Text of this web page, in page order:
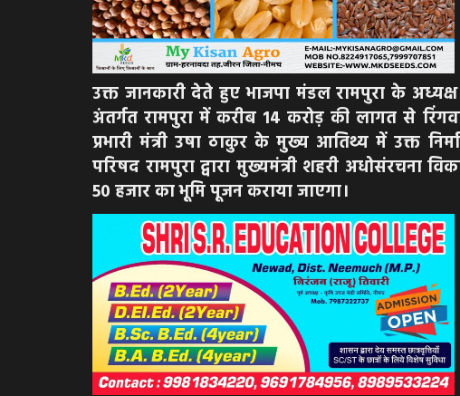
उक्त जानकारी देते हुए भाजपा मंडल रामपुरा के
अंतर्गत रामपुरा में करीब 14 करोड़ की लागत से
प्रभारी मंत्री उषा ठाकुर के मुख्य आतिथ्य में उक्त
परिषद रामपुरा द्वारा मुख्यमंत्री शहरी अधोसंरचना
50 हजार का भूमि पूजन कराया जाएगा।